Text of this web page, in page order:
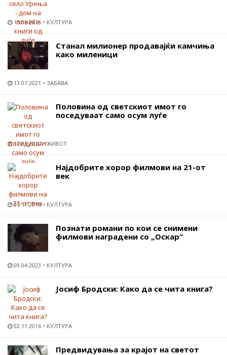
13.01.2016 КУЛТУРА
Станал милионер продавајќи камчиња
како миленици
13.07.2021 ЗАБАВА
Половина од светскиот имот го
поседуваат само осум луѓе
17.01.2017 ЖИВОТ
Најдобрите хорор филмови на 21-от
век
05.11.2016 КУЛТУРА
Познати романи по кои се снимени
филмови наградени со „Оскар“
09.04.2023 КУЛТУРА
Јосиф Бродски: Како да се чита книга?
02.11.2016 КУЛТУРА
Предвидувања за крајот на светот